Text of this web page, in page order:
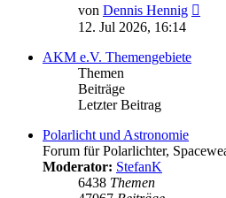
von Dennis Hennig
12. Jul 2026, 16:14
AKM e.V. Themengebiete
Themen
Beiträge
Letzter Beitrag
Polarlicht und Astronomie
Forum für Polarlichter,
Moderator: StefanK
6438 Themen